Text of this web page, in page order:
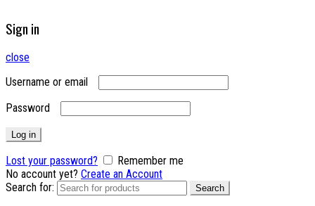
Sign in
close
Username or email
Password
Log in
Lost your password?
Remember me
No account yet? Create an Account
Search for:
Search